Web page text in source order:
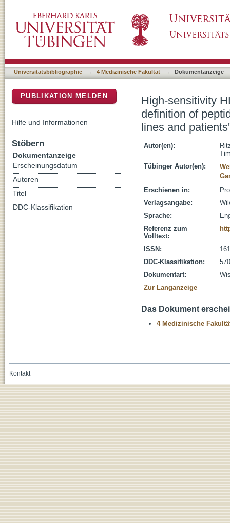
the identification of peptides from cell lines
Universitätsbibliographie → 4 Medizinische Fakultät → Dokumentanzeige
High-sensitivity
definition of
lines and
Autor(en):
Tübinger Autor(en):
Erschienen in:
Verlagsangabe:
Sprache:
Referenz zum
Volltext:
ISSN:
DDC-Klassifikation:
Dokumentart:
Zur Langanzeige
Das Dokument
4 Medizinische
PUBLIKATION MELDEN
Hilfe und Informationen
Stöbern
Dokumentanzeige
Erscheinungsdatum
Autoren
Titel
DDC-Klassifikation
Kontakt